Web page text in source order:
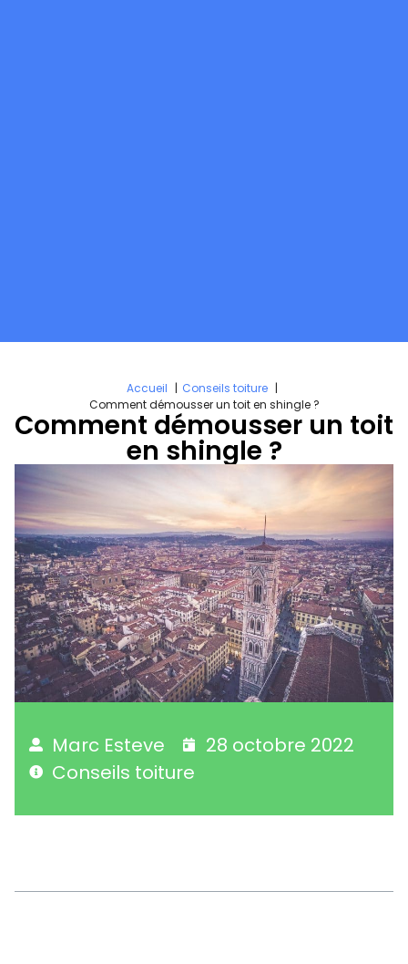
Accueil
Conseils toiture
Comment démousser un toit en shingle ?
Comment démousser un toit
en shingle ?
Marc Esteve
28 octobre 2022
Conseils toiture